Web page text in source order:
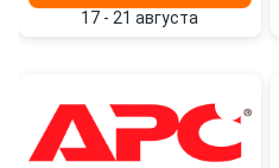
17 - 21 августа